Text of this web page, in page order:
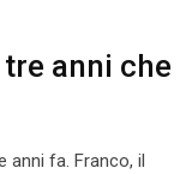
anni che
anni fa. Franco, il